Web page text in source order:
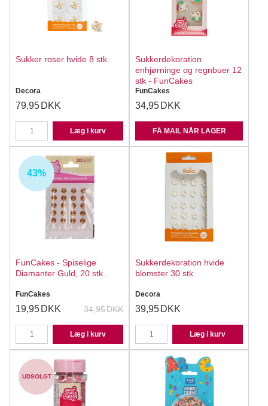
Sukker roser hvide 8 stk
Decora
79,95 DKK
Læg i kurv
Sukkerdekoration
enhjørninge og regnbuer 12
stk - FunCakes
FunCakes
34,95 DKK
FÅ MAIL NÅR LAGER
43%
FunCakes - Spiselige
Diamanter Guld, 20 stk.
FunCakes
34,95DKK
19,95 DKK
Læg i kurv
Sukkerdekoration hvide
blomster 30 stk
Decora
39,95 DKK
Læg i kurv
UDSOLGT